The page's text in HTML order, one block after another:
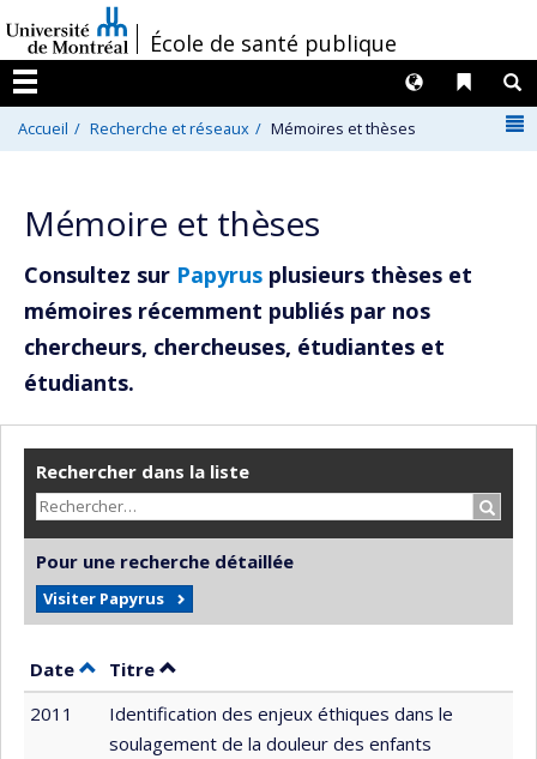
au
contenu
/École de santé publique
Menu
Liens
Langues
Accueil Recherche et réseaux Mémoires et thèses
Mémoire et thèses
Consultez sur Papyrus plusieurs thèses et
mémoires récemment publiés par nos
chercheurs, chercheuses, étudiantes et
étudiants.
Rechercher dans la liste
Pour une recherche détaillée
Visiter Papyrus
Date Trier par date en ordre décroissant
Titre Trier par titre en ordre décroissant
2011
Identification des enjeux éthiques dans le
soulagement de la douleur des enfants